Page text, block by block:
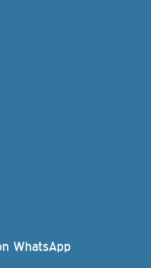
WhatsApp